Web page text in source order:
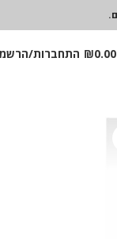
₪0.00 התחברות/